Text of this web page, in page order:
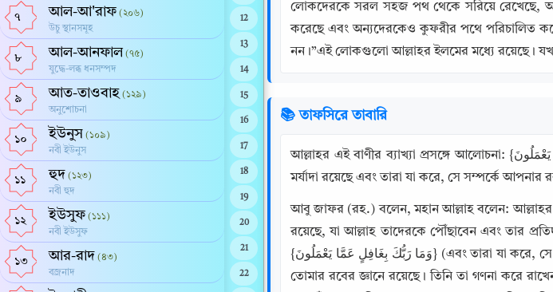
৭ আল-আ'রাফ (২০৬)
উচু স্থানসমূহ
৮ আল-আনফাল (৭৫)
যুদ্ধে-লব্ধ ধনসম্পদ
৯ আত-তাওবাহ (১২৯)
অনুশোচনা
১০ ইউনুস (১০৯)
নবী ইউনুস
১১ হুদ (১২৩)
নবী হুদ
১২ ইউসুফ (১১১)
নবী ইউসুফ
১৩ আর-রাদ (৪৩)
বজ্রনাদ
12
13
14
15
16
17
18
19
20
21
22
লোকদেরকে সরল সহজ পথ থেকে সরিয়ে রেখেছে,
করেছে এবং অন্যদেরকেও কুফরীর পথে পরিচালিত
নন।”এই লোকগুলো আল্লাহর ইলমের মধ্যে রয়েছে। যখন
📚 তাফসিরে তাবারি
আল্লাহর এই বাণীর ব্যাখ্যা প্রসঙ্গে আলোচনা: {وَلِكُلٍّ دَرَجَاتٌ مِمَّا عَمِلُوا وَمَا رَبُّكَ بِغَافِلٍ عَمَّا يَعْمَلُونَ} (আর প্রত্যেকের জন্য তাদের আমল অনুসারে
মর্যাদা রয়েছে এবং তারা যা করে, সে সম্পর্কে
আবু জাফর (রহ.) বলেন, মহান আল্লাহ বলেন: আল্লাহর
রয়েছে, যা আল্লাহ তাদেরকে পৌঁছাবেন এবং তার
{وَمَا رَبُّكَ بِغَافِلٍ عَمَّا يَعْمَلُونَ} (এবং তারা যা করে, সে সম্পর্কে আপনার রব উদাসীন নন), অর্থাৎ মহান আল্লাহ বলেন: হে মুহাম্মাদ, তাদের সকল আমল
তোমার রবের জ্ঞানে রয়েছে। তিনি তা গণনা করে